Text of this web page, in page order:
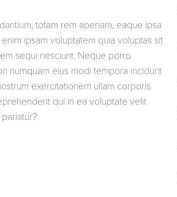
totam rem aperiam, eaque ipsa
ipsam voluptatem quia voluptas sit
sequi nesciunt. Neque porro
numquam eius modi tempora incidunt
exercitationem ullam corporis
qui in ea voluptate velit